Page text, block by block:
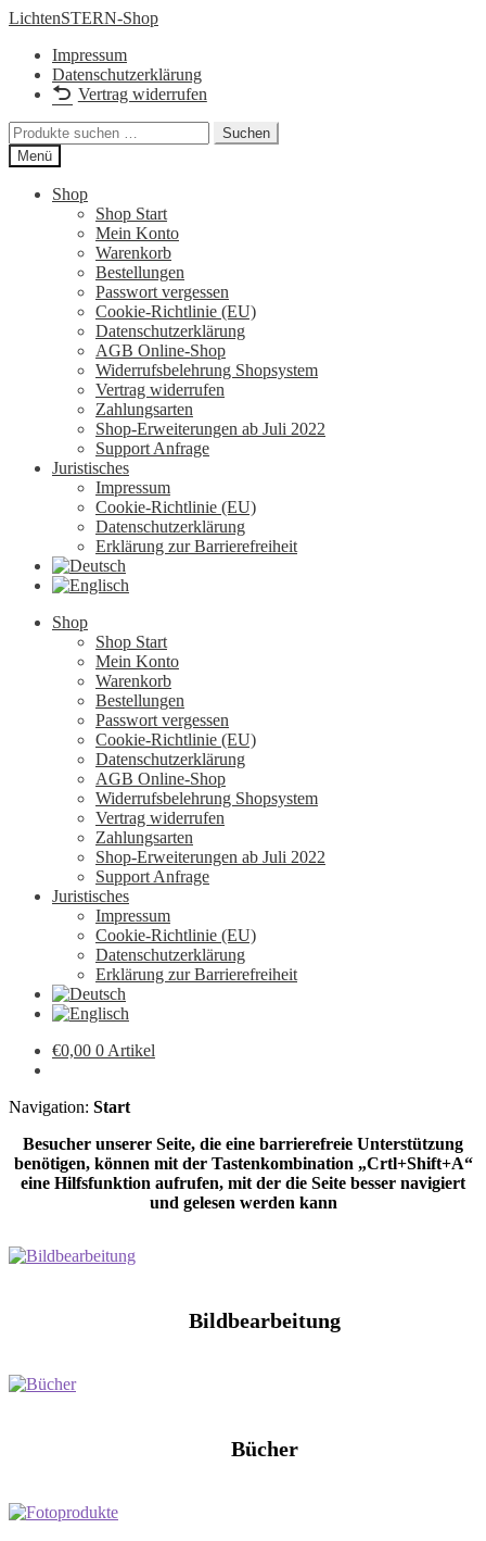
Zur
springen
Zum
springen
LichtenSTERN-Shop
Impressum
Datenschutzerklärung
Vertrag widerrufen
Suchen
nach:
Suchen
Menü
Shop
Shop Start
Mein Konto
Warenkorb
Bestellungen
Passwort vergessen
Cookie-Richtlinie (EU)
Datenschutzerklärung
AGB Online-Shop
Widerrufsbelehrung Shopsystem
Vertrag widerrufen
Zahlungsarten
Shop-Erweiterungen ab Juli 2022
Support Anfrage
Juristisches
Impressum
Cookie-Richtlinie (EU)
Datenschutzerklärung
Erklärung zur Barrierefreiheit
Shop
Shop Start
Mein Konto
Warenkorb
Bestellungen
Passwort vergessen
Cookie-Richtlinie (EU)
Datenschutzerklärung
AGB Online-Shop
Widerrufsbelehrung Shopsystem
Vertrag widerrufen
Zahlungsarten
Shop-Erweiterungen ab Juli 2022
Support Anfrage
Juristisches
Impressum
Cookie-Richtlinie (EU)
Datenschutzerklärung
Erklärung zur Barrierefreiheit
€0,00 0 Artikel
Navigation: Start
Besucher unserer Seite, die eine barrierefreie Unterstützung
benötigen, können mit der Tastenkombination „Crtl+Shift+A“
eine Hilfsfunktion aufrufen, mit der die Seite besser navigiert
und gelesen werden kann
Bildbearbeitung
Bücher